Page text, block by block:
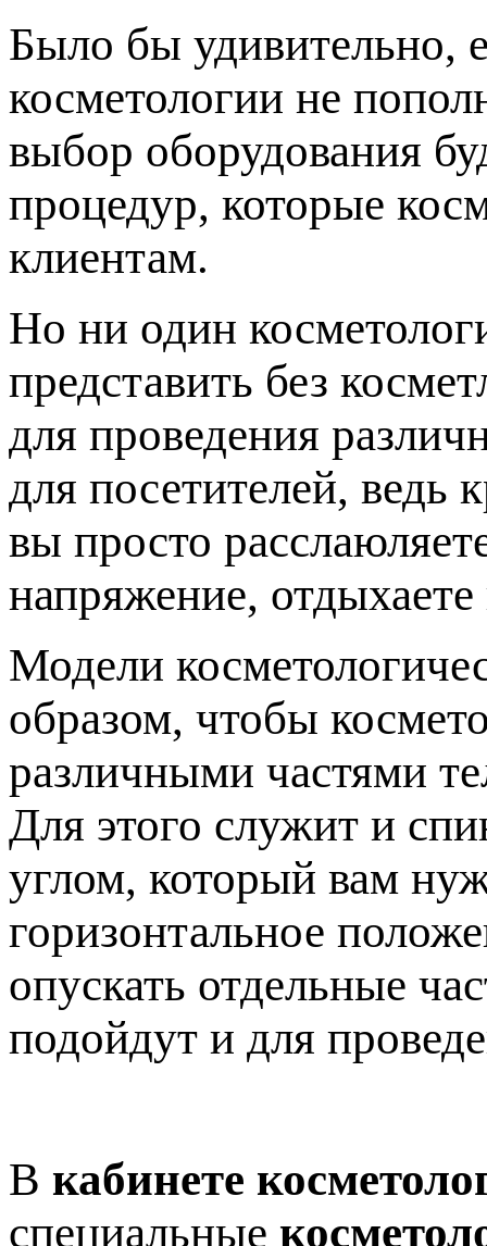
Было бы удивительно,
косметологии не
выбор оборудования
процедур, которые
клиентам.
Но ни один
представить без
для проведения
для посетителей, ведь
вы просто
напряжение,
Модели
образом, чтобы
различными частями
Для этого служит и
углом, который вам
горизонтальное
опускать отдельные
подойдут и для
В кабинете
специальные